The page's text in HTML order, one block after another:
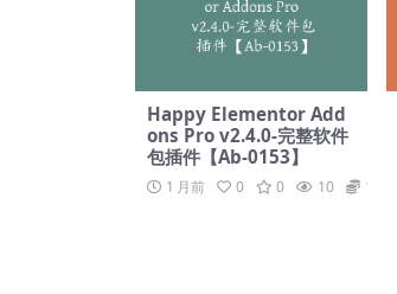
Happy Elementor Add
ons Pro v2.4.0-完整软件
包插件【Ab-0153】
1 月前 0 0 10 19.9